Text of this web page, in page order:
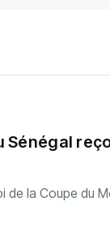
Sénégal
de la Coupe du